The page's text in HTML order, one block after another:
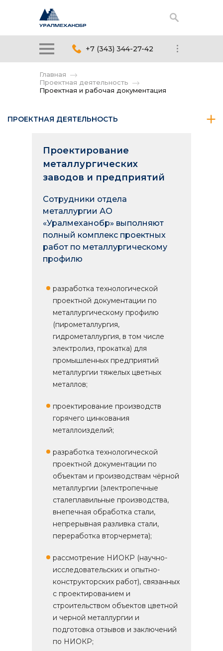
+7 (343) 344-27-42
Главная
Проектная деятельность
Проектная и рабочая документация
ПРОЕКТНАЯ ДЕЯТЕЛЬНОСТЬ
Проектирование
металлургических
заводов и предприятий
Сотрудники отдела
металлургии АО
«Уралмеханобр» выполняют
полный комплекс проектных
работ по металлургическому
профилю
разработка технологической
проектной документации по
металлургическому профилю
(пирометаллургия,
гидрометаллургия, в том числе
электролиз, прокатка) для
промышленных предприятий
металлургии тяжелых цветных
металлов;
проектирование производств
горячего цинкования
металлоизделий;
разработка технологической
проектной документации по
объектам и производствам чёрной
металлургии (электропечные
сталеплавильные производства,
внепечная обработка стали,
непрерывная разливка стали,
переработка вторчермета);
рассмотрение НИОКР (научно-
исследовательских и опытно-
конструкторских работ), связанных
с проектированием и
строительством объектов цветной
и черной металлургии и
подготовка отзывов и заключений
по НИОКР;